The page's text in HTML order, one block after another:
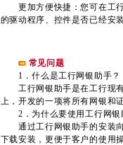
更加方便快捷：您可在工行
的驱动程序、控件是否已经安
常见问题
1．什么是工行网银助手？
工行网银助手是在工行现有
上，开发的一项将所有网银和
2．为什么要使用工行网银
通过工行网银助手的安装向
下载安装，更便于客户的使用操